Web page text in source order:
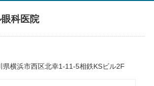
科医院
県横浜市西区北幸1-11-5相鉄KSビル2F